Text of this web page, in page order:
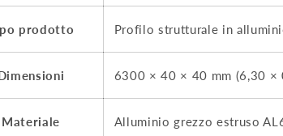
prodotto Profilo strutturale in
6300 × 40 × 40 mm (6,30 ×
Materiale Alluminio grezzo estruso